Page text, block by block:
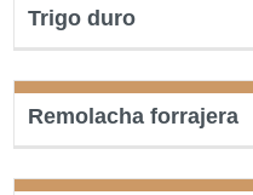
Trigo duro
Remolacha forrajera